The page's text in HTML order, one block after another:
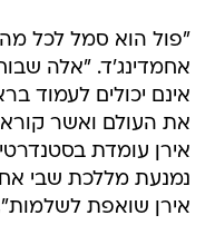
"פול הוא סמל לכל
אחמדינג'ד. "אלה
אינם יכולים לעמוד
את העולם ואשר
אירן עומדת
נמנעת מללכת שבי
אירן שואפת